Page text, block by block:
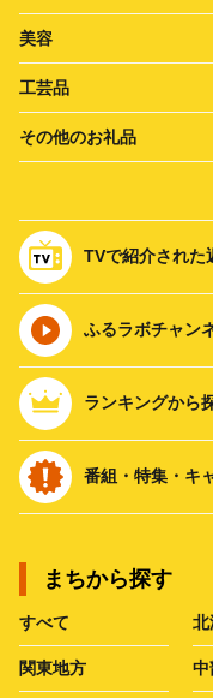
美容
工芸品
その他のお礼品
TVで紹介された
ふるラボチャン
ランキングから
番組・特集・キ
まちから探す
すべて 北
関東地方 中